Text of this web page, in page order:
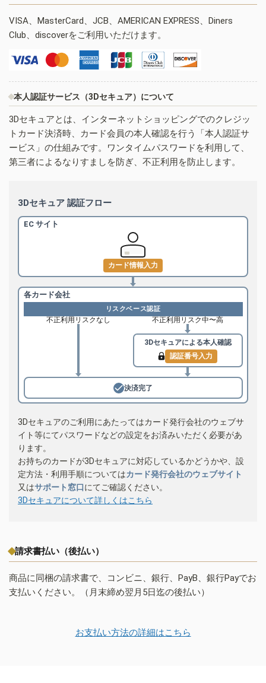
VISA、MasterCard、JCB、AMERICAN EXPRESS、Diners
Club、discoverをご利用いただけます。
本人認証サービス（3Dセキュア）について
3Dセキュアとは、インターネットショッピングでのクレジッ
トカード決済時、カード会員の本人確認を行う「本人認証サ
ービス」の仕組みです。ワンタイムパスワードを利用して、
第三者によるなりすましを防ぎ、不正利用を防止します。
3Dセキュア 認証フロー
EC サイト
カード情報入力
各カード会社
リスクベース認証
不正利用リスクなし 不正利用リスク中〜高
3Dセキュアによる本人確認
認証番号入力
決済完了
3Dセキュアのご利用にあたってはカード発行会社のウェブサ
イト等にてパスワードなどの設定をお済みいただく必要があ
ります。
お持ちのカードが3Dセキュアに対応しているかどうかや、設
定方法・利用手順についてはカード発行会社のウェブサイト
又はサポート窓口にてご確認ください。
3Dセキュアについて詳しくはこちら
請求書払い（後払い）
商品に同梱の請求書で、コンビニ、銀行、PayB、銀行Payでお
支払いください。（月末締め翌月5日迄の後払い）
お支払い方法の詳細はこちら